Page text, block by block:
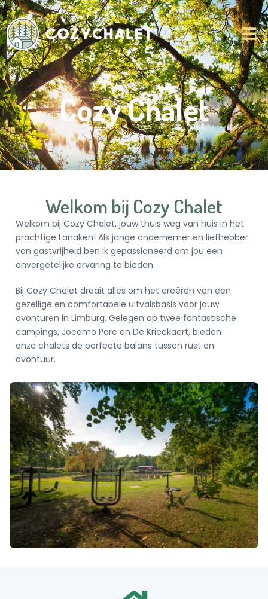
Cozy Chalet
Welkom bij Cozy Chalet
Welkom bij Cozy Chalet, jouw thuis weg van huis in het
prachtige Lanaken! Als jonge ondernemer en liefhebber
van gastvrijheid ben ik gepassioneerd om jou een
onvergetelijke ervaring te bieden.
Bij Cozy Chalet draait alles om het creëren van een
gezellige en comfortabele uitvalsbasis voor jouw
avonturen in Limburg. Gelegen op twee fantastische
campings, Jocomo Parc en De Krieckaert, bieden
onze chalets de perfecte balans tussen rust en
avontuur.